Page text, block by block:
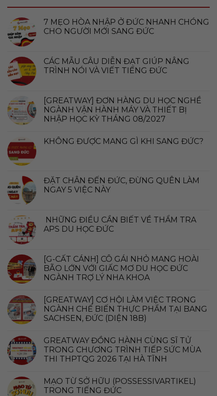
7 MẸO HÒA NHẬP Ở ĐỨC NHANH CHÓNG
CHO NGƯỜI MỚI SANG ĐỨC
CÁC MẪU CÂU DIỄN ĐẠT GIÚP NÂNG
TRÌNH NÓI VÀ VIẾT TIẾNG ĐỨC
[GREATWAY] ĐƠN HÀNG DU HỌC NGHỀ
NGÀNH VẬN HÀNH MÁY VÀ THIẾT BỊ
NHẬP HỌC KỲ THÁNG 08/2027
KHÔNG ĐƯỢC MANG GÌ KHI SANG ĐỨC?
ĐẶT CHÂN ĐẾN ĐỨC, ĐỪNG QUÊN LÀM
NGAY 5 VIỆC NÀY
NHỮNG ĐIỀU CẦN BIẾT VỀ THẨM TRA
APS DU HỌC ĐỨC
[G-CẤT CÁNH] CÔ GÁI NHỎ MANG HOÀI
BÃO LỚN VỚI GIẤC MƠ DU HỌC ĐỨC
NGÀNH TRỢ LÝ NHA KHOA
[GREATWAY] CƠ HỘI LÀM VIỆC TRONG
NGÀNH CHẾ BIẾN THỰC PHẨM TẠI BANG
SACHSEN, ĐỨC (DIỆN 18B)
GREATWAY ĐỒNG HÀNH CÙNG SĨ TỬ
TRONG CHƯƠNG TRÌNH TIẾP SỨC MÙA
THI THPTQG 2026 TẠI HÀ TĨNH
MẠO TỪ SỞ HỮU (POSSESSIVARTIKEL)
TRONG TIẾNG ĐỨC